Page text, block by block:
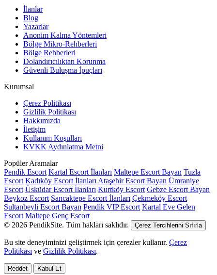
İlanlar
Blog
Yazarlar
Anonim Kalma Yöntemleri
Bölge Mikro-Rehberleri
Bölge Rehberleri
Dolandırıcılıktan Korunma
Güvenli Buluşma İpuçları
Kurumsal
Çerez Politikası
Gizlilik Politikası
Hakkımızda
İletişim
Kullanım Koşulları
KVKK Aydınlatma Metni
Popüler Aramalar
Pendik Escort Kartal Escort İlanları Maltepe Escort Bayan Tuzla
Escort Kadıköy Escort İlanları Ataşehir Escort Bayan Ümraniye
Escort Üsküdar Escort İlanları Kurtköy Escort Gebze Escort Bayan
Beykoz Escort Sancaktepe Escort İlanları Çekmeköy Escort
Sultanbeyli Escort Bayan Pendik VIP Escort Kartal Eve Gelen
Escort Maltepe Genç Escort
© 2026 PendikSite. Tüm hakları saklıdır.
Çerez Tercihlerini Sıfırla
Bu site deneyiminizi geliştirmek için çerezler kullanır. Çerez
Politikası ve Gizlilik Politikası.
Reddet Kabul Et